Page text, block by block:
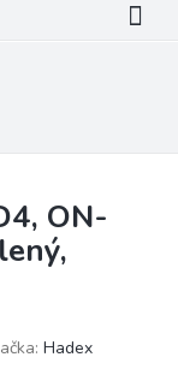
ON-
Hadex